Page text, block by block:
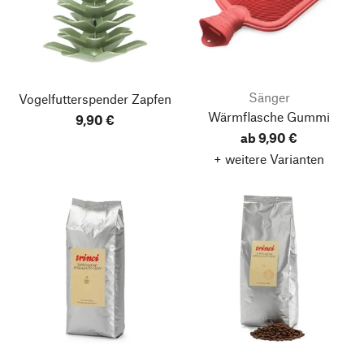
Vogelfutterspender Zapfen
9,90 €
Sänger
Wärmflasche Gummi
ab 9,90 €
+ weitere Varianten